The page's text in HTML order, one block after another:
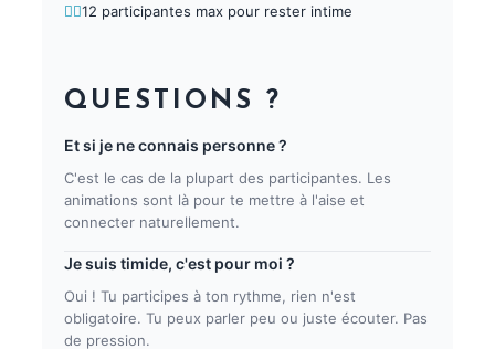
👯‍♀️12 participantes max pour rester intime
QUESTIONS ?
Et si je ne connais personne ?
C'est le cas de la plupart des participantes. Les
animations sont là pour te mettre à l'aise et
connecter naturellement.
Je suis timide, c'est pour moi ?
Oui ! Tu participes à ton rythme, rien n'est
obligatoire. Tu peux parler peu ou juste écouter. Pas
de pression.